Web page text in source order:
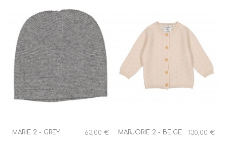
MARIE 2 - GREY 63,00 € MARJORIE 2 - BEIGE 130,00 €